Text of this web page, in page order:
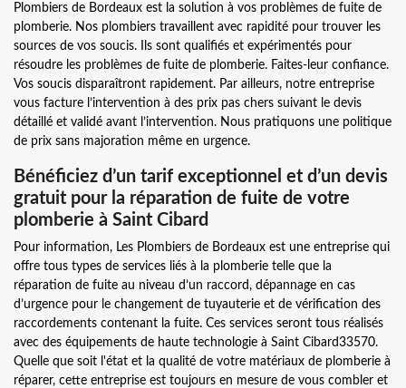
Plombiers de Bordeaux est la solution à vos problèmes de fuite de
plomberie. Nos plombiers travaillent avec rapidité pour trouver les
sources de vos soucis. Ils sont qualifiés et expérimentés pour
résoudre les problèmes de fuite de plomberie. Faites-leur confiance.
Vos soucis disparaîtront rapidement. Par ailleurs, notre entreprise
vous facture l’intervention à des prix pas chers suivant le devis
détaillé et validé avant l’intervention. Nous pratiquons une politique
de prix sans majoration même en urgence.
Bénéficiez d’un tarif exceptionnel et d’un devis
gratuit pour la réparation de fuite de votre
plomberie à Saint Cibard
Pour information, Les Plombiers de Bordeaux est une entreprise qui
offre tous types de services liés à la plomberie telle que la
réparation de fuite au niveau d’un raccord, dépannage en cas
d’urgence pour le changement de tuyauterie et de vérification des
raccordements contenant la fuite. Ces services seront tous réalisés
avec des équipements de haute technologie à Saint Cibard33570.
Quelle que soit l'état et la qualité de votre matériaux de plomberie à
réparer, cette entreprise est toujours en mesure de vous combler et